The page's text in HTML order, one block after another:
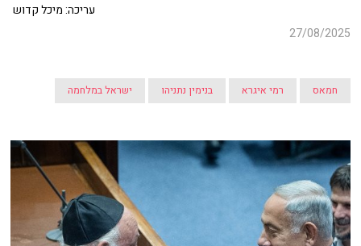
עריכה: מיכל קדוש
27/08/2025
חמאס רמי איגרא בנימין נתניהו ישראל במלחמה